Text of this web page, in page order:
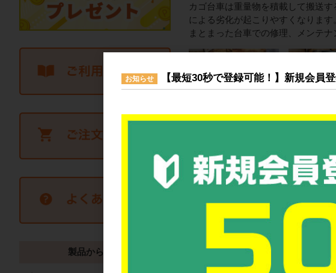
カゴ台車は重量物を積載して搬送
による劣化が起こりやすくなります
まとまった台車での修理、メンテ
キャスター交換
製品から探す
お知らせ 【最短30秒で登録可能！】新規会員